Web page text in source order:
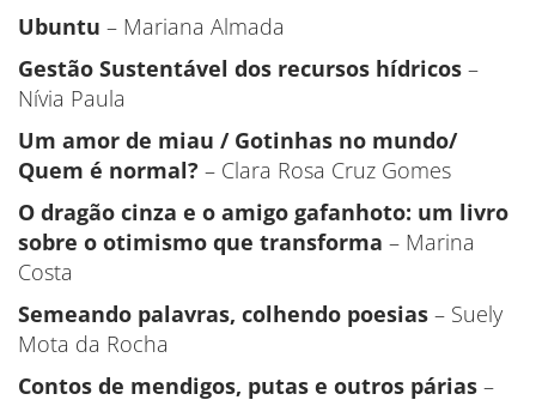
Ubuntu – Mariana Almada
Gestão Sustentável dos recursos hídricos –
Nívia Paula
Um amor de miau / Gotinhas no mundo/
Quem é normal? – Clara Rosa Cruz Gomes
O dragão cinza e o amigo gafanhoto: um livro
sobre o otimismo que transforma – Marina
Costa
Semeando palavras, colhendo poesias – Suely
Mota da Rocha
Contos de mendigos, putas e outros párias –